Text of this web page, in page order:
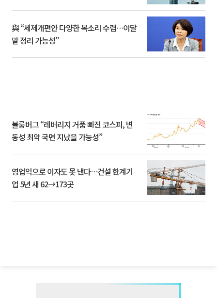
與 “세제개편안 다양한 목소리 수렴…이달
말 정리 가능성”
블룸버그 “레버리지 거품 빠진 코스피, 변
동성 최악 국면 지났을 가능성”
영업익으로 이자도 못 낸다…건설 한계기
업 5년 새 62→173곳